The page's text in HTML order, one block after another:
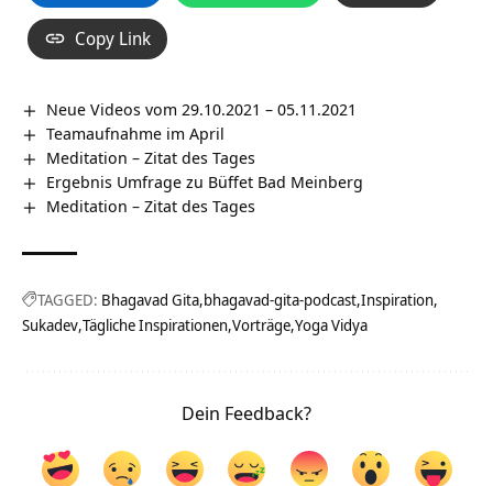
Copy Link
Neue Videos vom 29.10.2021 – 05.11.2021
Teamaufnahme im April
Meditation – Zitat des Tages
Ergebnis Umfrage zu Büffet Bad Meinberg
Meditation – Zitat des Tages
TAGGED: Bhagavad Gita bhagavad-gita-podcast Inspiration
Sukadev Tägliche Inspirationen Vorträge Yoga Vidya
Dein Feedback?